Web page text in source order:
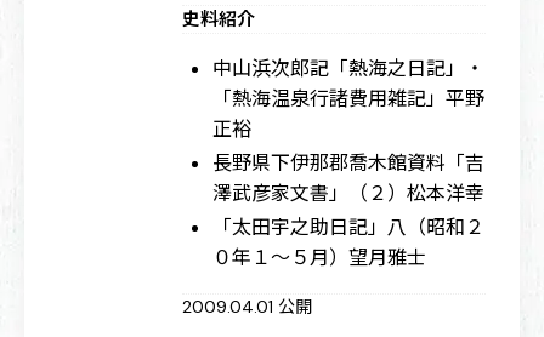
史料紹介
中山浜次郎記「熱海之日記」・
「熱海温泉行諸費用雑記」 平野
正裕
長野県下伊那郡喬木館資料「吉
澤武彦家文書」（２） 松本洋幸
「太田宇之助日記」八（昭和２
０年１～５月） 望月雅士
2009.04.01 公開